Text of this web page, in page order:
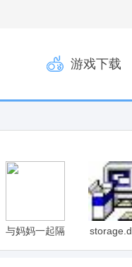
游戏下载
与妈妈一起隔
离V6最新版
载